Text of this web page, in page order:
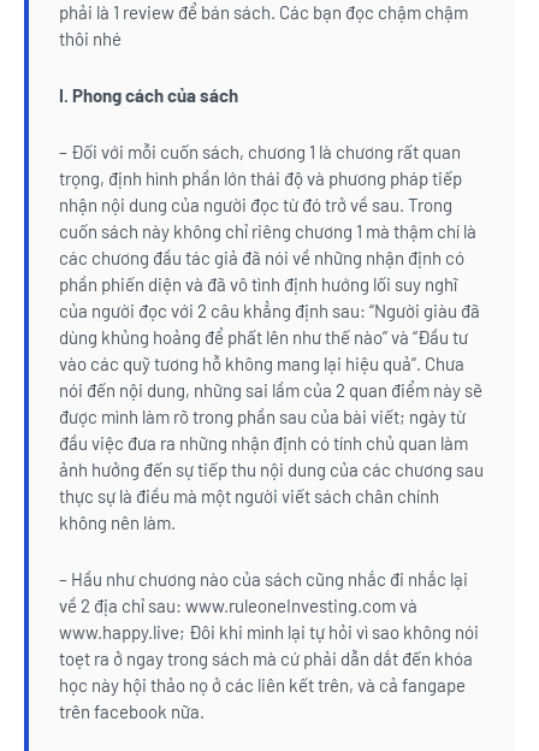
phải là 1 review để bán sách. Các bạn đọc chậm chậm
thôi nhé
I. Phong cách của sách
– Đối với mỗi cuốn sách, chương 1 là chương rất quan
trọng, định hình phần lớn thái độ và phương pháp tiếp
nhận nội dung của người đọc từ đó trở về sau. Trong
cuốn sách này không chỉ riêng chương 1 mà thậm chí là
các chương đầu tác giả đã nói về những nhận định có
phần phiến diện và đã vô tình định hướng lối suy nghĩ
của người đọc với 2 câu khẳng định sau: “Người giàu đã
dùng khủng hoảng để phất lên như thế nào” và “Đầu tư
vào các quỹ tương hỗ không mang lại hiệu quả”. Chưa
nói đến nội dung, những sai lầm của 2 quan điểm này sẽ
được mình làm rõ trong phần sau của bài viết; ngày từ
đầu việc đưa ra những nhận định có tính chủ quan làm
ảnh hưởng đến sự tiếp thu nội dung của các chương sau
thực sự là điều mà một người viết sách chân chính
không nên làm.
– Hầu như chương nào của sách cũng nhắc đi nhắc lại
về 2 địa chỉ sau: www.ruleoneInvesting.com và
www.happy.live; Đôi khi mình lại tự hỏi vì sao không nói
toẹt ra ở ngay trong sách mà cứ phải dẫn dắt đến khóa
học này hội thảo nọ ở các liên kết trên, và cả fangape
trên facebook nữa.